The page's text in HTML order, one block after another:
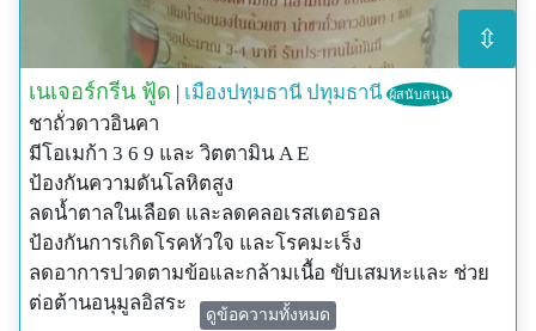
⇳
เนเจอร์กรีน ฟู้ด | เมืองปทุมธานี ปทุมธานี ผู้สนับสนุน
ชาถั่วดาวอินคา
มีโอเมก้า 3 6 9 และ วิตตามิน A E
ป้องกันความดันโลหิตสูง
ลดน้ำตาลในเลือด และลดคลอเรสเตอรอล
ป้องกันการเกิดโรคหัวใจ และโรคมะเร็ง
ลดอาการปวดตามข้อและกล้ามเนื้อ ขับเสมหะและ ช่วย
ต่อต้านอนุมูลอิสระ
ดูข้อความทั้งหมด